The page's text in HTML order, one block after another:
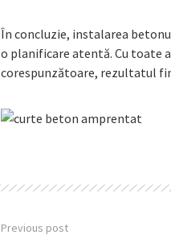
În concluzie, instalarea
o planificare atentă. Cu toate
corespunzătoare, rezultatul
Previous post